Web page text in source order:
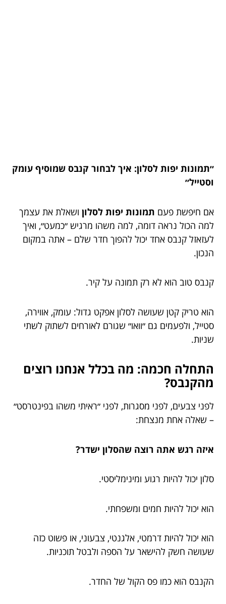
״תמונות יפות לסלון: איך לבחור קנבס שמוסיף עומק
וסטייל״
אם חיפשת פעם תמונות יפות לסלון ושאלת את עצמך
למה הכול נראה דומה, למה משהו מרגיש ״כמעט״, ואיך
לעזאזל קנבס אחד יכול להפוך חדר שלם – אתה במקום
הנכון.
קנבס טוב הוא לא רק תמונה על קיר.
הוא טריק קטן שעושה לסלון אפקט גדול: עומק, אווירה,
סטייל, ולפעמים גם ״וואו״ שגורם לאורחים לשתוק לשתי
שניות.
התחלה חכמה: מה בכלל אנחנו רוצים
מהקנבס?
לפני צבעים, לפני מסגרות, לפני ״ראיתי משהו בפינטרסט״
– שאלה אחת מנצחת:
איזה רגש אתה רוצה שהסלון ישדר?
סלון יכול להיות רגוע ומינימליסטי.
הוא יכול להיות חמים ומשפחתי.
הוא יכול להיות דרמטי, אלגנטי, צבעוני, או פשוט כזה
שעושה חשק להישאר על הספה ולבטל תוכניות.
הקנבס הוא כמו פס הקול של החדר.